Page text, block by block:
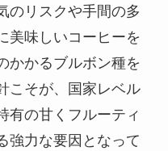
のリスクや手間の多
美味しいコーヒーを
かかるブルボン種を
こそが、国家レベル
有の甘くフルーティ
強力な要因となって